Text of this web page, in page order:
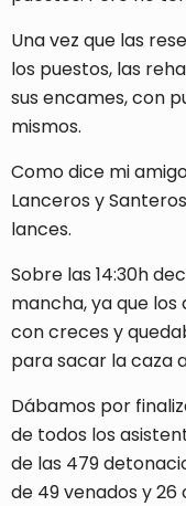
Una vez que las
los puestos, las
sus encames, con
mismos.
Como dice mi
Lanceros y
lances.
Sobre las 14:30h
mancha, ya que
con creces y
para sacar la caza
Dábamos por
de todos los
de las 479
de 49 venados y